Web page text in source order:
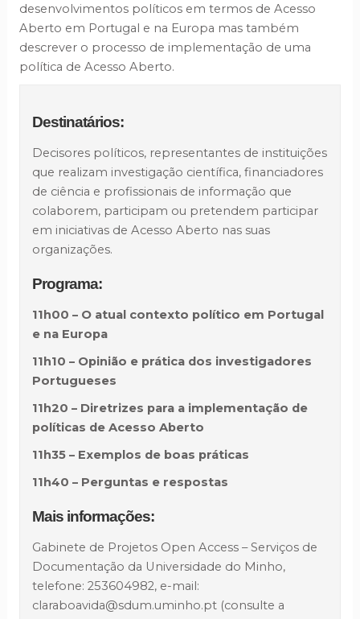
desenvolvimentos políticos em termos de Acesso
Aberto em Portugal e na Europa mas também
descrever o processo de implementação de uma
política de Acesso Aberto.
Destinatários:
Decisores políticos, representantes de instituições
que realizam investigação científica, financiadores
de ciência e profissionais de informação que
colaborem, participam ou pretendem participar
em iniciativas de Acesso Aberto nas suas
organizações.
Programa:
11h00 – O atual contexto político em Portugal
e na Europa
11h10 – Opinião e prática dos investigadores
Portugueses
11h20 – Diretrizes para a implementação de
políticas de Acesso Aberto
11h35 – Exemplos de boas práticas
11h40 – Perguntas e respostas
Mais informações:
Gabinete de Projetos Open Access – Serviços de
Documentação da Universidade do Minho,
telefone: 253604982, e-mail:
claraboavida@sdum.uminho.pt (consulte a